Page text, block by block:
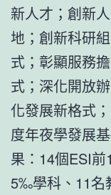
新人才；創新
地；創新科研
式；彰顯服務
式；深化開放
化發展新格式
度年夜學發展
果：14個ESI
5‰學科、11名